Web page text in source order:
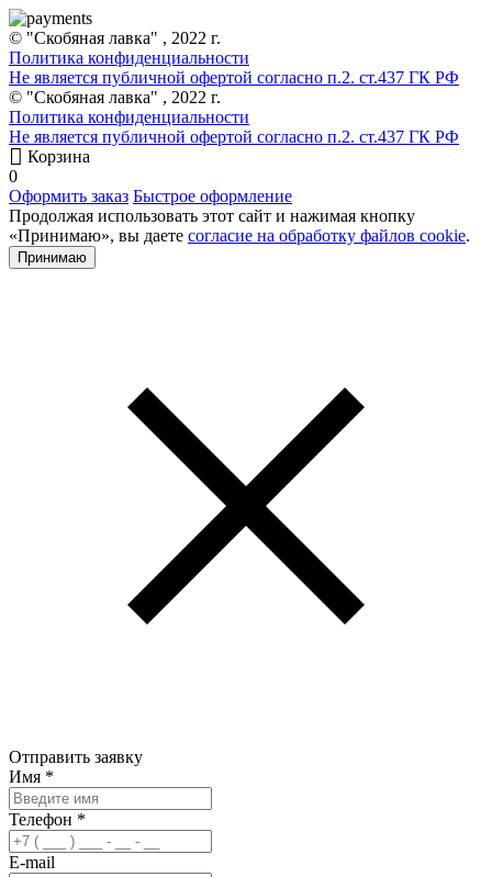
© "Скобяная лавка" , 2022 г.
Политика конфиденциальности
Не является публичной офертой согласно п.2. ст.437 ГК РФ
© "Скобяная лавка" , 2022 г.
Политика конфиденциальности
Не является публичной офертой согласно п.2. ст.437 ГК РФ
Корзина
0
Оформить заказ Быстрое оформление
Продолжая использовать этот сайт и нажимая кнопку
«Принимаю», вы даете согласие на обработку файлов cookie.
Принимаю
Отправить заявку
Имя *
Телефон *
E-mail